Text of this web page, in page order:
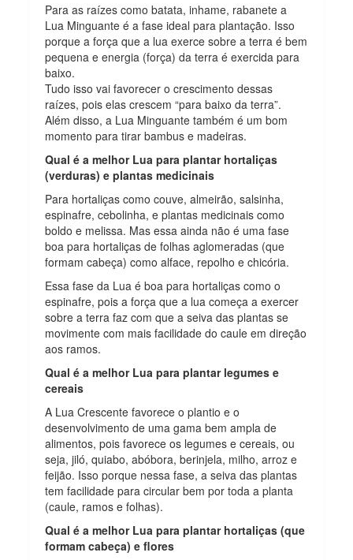
Para as raízes como batata, inhame, rabanete a
Lua Minguante é a fase ideal para plantação. Isso
porque a força que a lua exerce sobre a terra é bem
pequena e energia (força) da terra é exercida para
baixo.
Tudo isso vai favorecer o crescimento dessas
raízes, pois elas crescem “para baixo da terra”.
Além disso, a Lua Minguante também é um bom
momento para tirar bambus e madeiras.
Qual é a melhor Lua para plantar hortaliças
(verduras) e plantas medicinais
Para hortaliças como couve, almeirão, salsinha,
espinafre, cebolinha, e plantas medicinais como
boldo e melissa. Mas essa ainda não é uma fase
boa para hortaliças de folhas aglomeradas (que
formam cabeça) como alface, repolho e chicória.
Essa fase da Lua é boa para hortaliças como o
espinafre, pois a força que a lua começa a exercer
sobre a terra faz com que a seiva das plantas se
movimente com mais facilidade do caule em direção
aos ramos.
Qual é a melhor Lua para plantar legumes e
cereais
A Lua Crescente favorece o plantio e o
desenvolvimento de uma gama bem ampla de
alimentos, pois favorece os legumes e cereais, ou
seja, jiló, quiabo, abóbora, berinjela, milho, arroz e
feijão. Isso porque nessa fase, a seiva das plantas
tem facilidade para circular bem por toda a planta
(caule, ramos e folhas).
Qual é a melhor Lua para plantar hortaliças (que
formam cabeça) e flores